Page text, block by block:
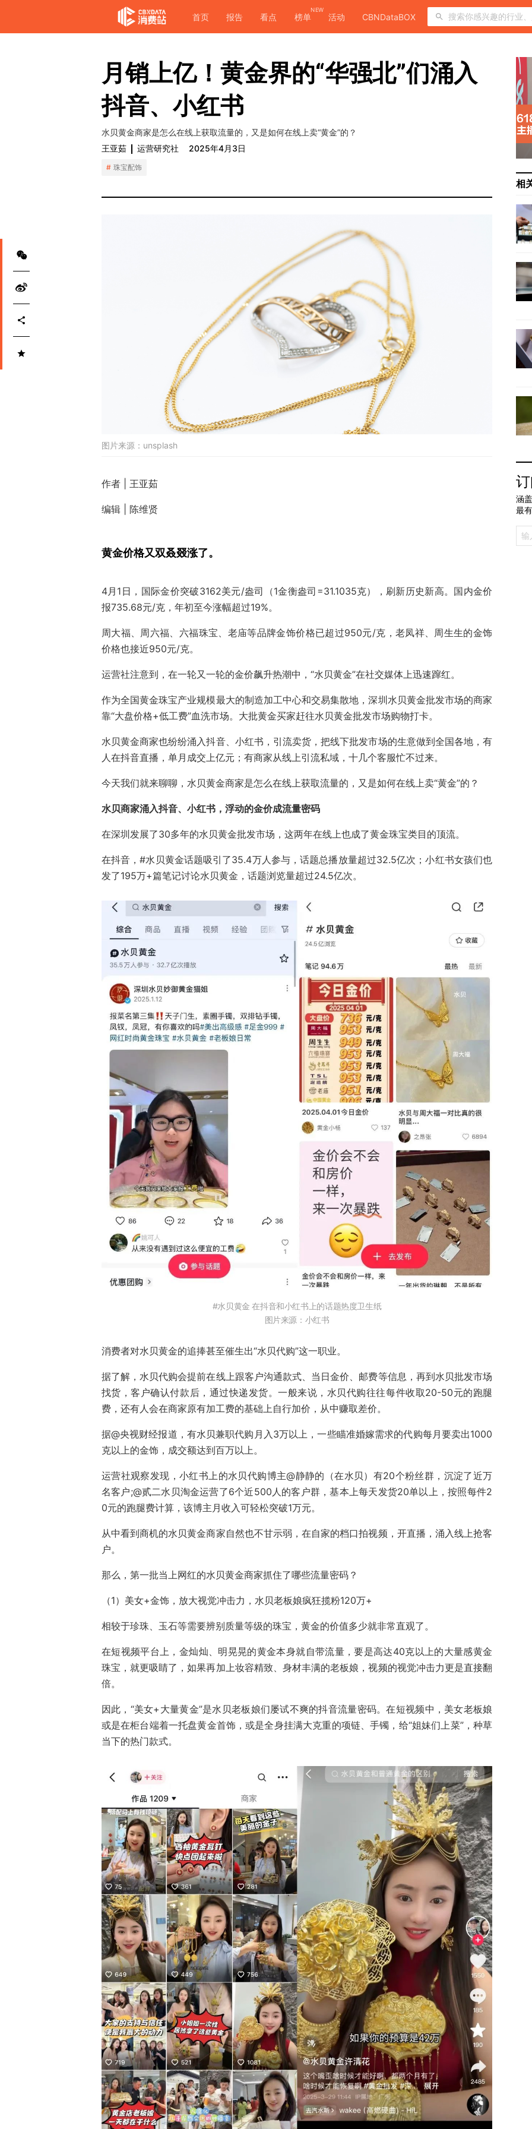
首页 报告 看点 榜单
NEW
活动 CBNDataBOX
​月销上亿！黄金界的“华强北”们涌入
抖音、小红书
水贝黄金商家是怎么在线上获取流量的，又是如何在线上卖“黄金”的？
王亚茹
运营研究社 2025年4月3日
珠宝配饰
图片来源： unsplash
作者 | 王亚茹
编辑 | 陈维贤
黄金价格又双叒叕涨了。
4月1 日 ， 国际金价突破3162美元/盎司（1金衡盎司=31.1035克），刷新历史新高。国内金价
报735.68元/克，年初至今涨幅超过19%。
周大福、周六福、六福珠宝、老庙等品牌金饰价格已超过950元/克 ，老凤祥、周生生的金饰
价格也接近950元/克。
运营社注意到，在一轮又一轮的金价飙升热潮中，“水贝黄金”在社交媒体上迅速蹿红。
作为全国黄金珠宝产业规模最大的制造加工中心和交易集散地，深圳水贝黄金批发市场的商家
靠“大盘价格+低工费”血洗市场。大批黄金买家赶往水贝黄金批发市场购物打卡。
水贝黄金商家也纷纷涌入抖音、小红书，引流卖货，把线下批发市场的生意做到全国各地，有
人在抖音直播，单月成交上亿元；有商家从线上引流私域，十几个客服忙不过来。
今天我们就来聊聊，水贝黄金商家是怎么在线上获取流量的 ， 又是如何在线上卖“黄金”的 ？
水贝商家涌入抖音、小红书，浮动的金价成流量密码
在深圳发展了30多年的水贝黄金批发市场，这两年在线上也成了黄金珠宝类目的顶流。
在抖音，#水贝黄金话题吸引了35.4万人参与，话题总播放量超过32.5亿次；小红书女孩们也
发了195万+篇笔记讨论水贝黄金，话题浏览量超过24.5亿次。
#水贝黄金 在抖音和小红书上的话题热度卫生纸
图片来源：小红书
消费者对水贝黄金的追捧甚至催生出“水贝代购”这一职业。
据了解，水贝代购会提前在线上跟客户沟通款式、当日金价、邮费等信息，再到水贝批发市场
找货，客户确认付款后，通过快递发货。一般来说，水贝代购往往每件收取20-50元的跑腿
费，还有人会在商家原有加工费的基础上自行加价，从中赚取差价。
据@央视财经报道，有水贝兼职代购月入3万以上，一些瞄准婚嫁需求的代购每月要卖出1000
克以上的金饰 ，成交额达到百万以上。
运营社观察发现，小红书上的水贝代购博主@静静的 （在水贝） 有20个粉丝群，沉淀了近万
名客户;@贰二水贝淘金运营了6个近500人的客户群，基本上每天发货20单以上，按照每件2
0元的跑腿费计算，该博主月收入可轻松突破1万元。
从中看到商机的水贝黄金商家自然也不甘示弱，在自家的档口拍视频，开直播，涌入线上抢客
户。
那么，第一批当上网红的水贝黄金商家抓住了哪些流量密码？
（1）美女+金饰，放大视觉冲击力，水贝老板娘疯狂揽粉120万+
相较于珍珠、玉石等需要辨别质量等级的珠宝，黄金的价值多少就非常直观了。
在短视频平台上，金灿灿、明晃晃的黄金本身就自带流量，要是高达40克以上的大量感黄金
珠宝，就更吸睛了，如果再加上妆容精致、身材丰满的老板娘，视频的视觉冲击力更是直接翻
倍。
因此，“美女+大量黄金”是水贝老板娘们屡试不爽的抖音流量密码。在短视频中，美女老板娘
或是在柜台端着一托盘黄金首饰，或是全身挂满大克重的项链、手镯，给“姐妹们上菜”，种草
当下的热门款式。
相
涵
最